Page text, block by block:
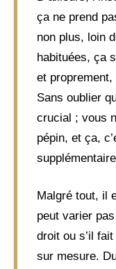
ça ne prend
non plus, loin
habituées, ça
et
Sans oublier
crucial ; vous
pépin, et ça,
Malgré tout, il
peut varier
droit ou s’il
sur mesure.